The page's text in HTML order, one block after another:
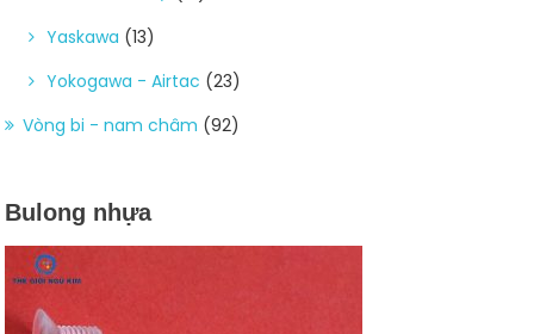
Yaskawa (13)
Yokogawa - Airtac (23)
Vòng bi - nam châm (92)
Bulong nhựa